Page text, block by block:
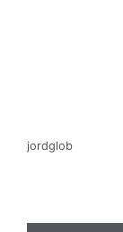
jordglob